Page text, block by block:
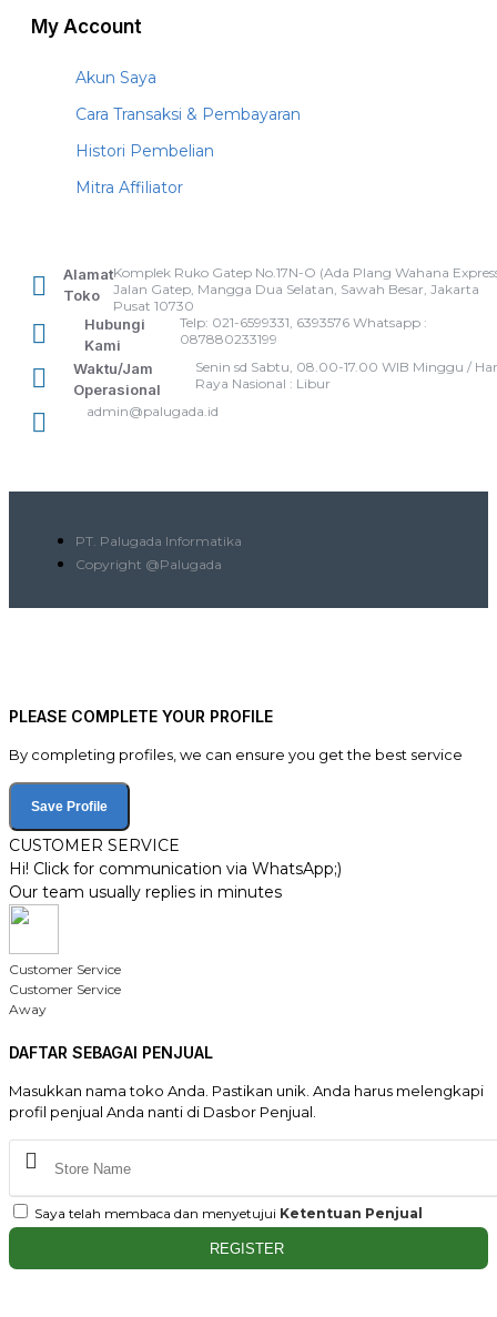
My Account
Akun Saya
Cara Transaksi & Pembayaran
Histori Pembelian
Mitra Affiliator
Alamat
Toko
Komplek Ruko Gatep No.17N-O (Ada Plang Wahana
Jalan Gatep, Mangga Dua Selatan, Sawah Besar, Jakarta
Pusat 10730
Hubungi
Kami
Telp: 021-6599331, 6393576 Whatsapp :
087880233199
Waktu/Jam
Operasional
Senin sd Sabtu, 08.00-17.00 WIB Minggu /
Raya Nasional : Libur
admin@palugada.id
PT. Palugada Informatika
Copyright @Palugada
PLEASE COMPLETE YOUR PROFILE
By completing profiles, we can ensure you get the best service
Save Profile
CUSTOMER SERVICE
Hi! Click for communication via WhatsApp;)
Our team usually replies in minutes
Customer Service
Customer Service
Away
DAFTAR SEBAGAI PENJUAL
Masukkan nama toko Anda. Pastikan unik. Anda harus melengkapi
profil penjual Anda nanti di Dasbor Penjual.
Saya telah membaca dan menyetujui Ketentuan Penjual
REGISTER